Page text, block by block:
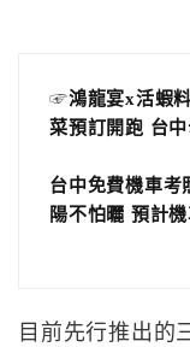
☞鴻龍宴x活蝦
菜預訂開跑 台
台中免費機車考
陽不怕曬 預計
目前先行推出的